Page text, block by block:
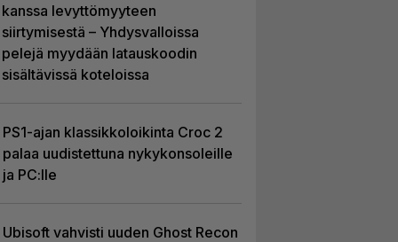
kanssa levyttömyyteen
siirtymisestä – Yhdysvalloissa
pelejä myydään latauskoodin
sisältävissä koteloissa
PS1-ajan klassikkoloikinta Croc 2
palaa uudistettuna nykykonsoleille
ja PC:lle
Ubisoft vahvisti uuden Ghost Recon